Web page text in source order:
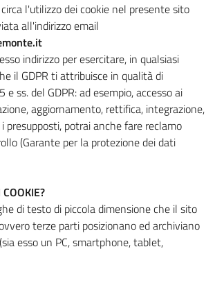
l'utilizzo dei cookie nel presente sito
all'indirizzo email
indirizzo per esercitare, in qualsiasi
il GDPR ti attribuisce in qualità di
ss. del GDPR: ad esempio, accesso ai
aggiornamento, rettifica, integrazione,
presupposti, potrai anche fare reclamo
(Garante per la protezione dei dati
di testo di piccola dimensione che il sito
terze parti posizionano ed archiviano
esso un PC, smartphone, tablet,